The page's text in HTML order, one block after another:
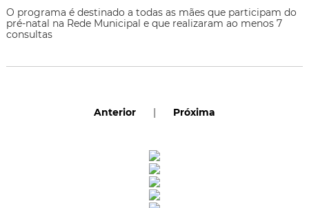
O programa é destinado a todas as mães que participam do
pré-natal na Rede Municipal e que realizaram ao menos 7
consultas
Anterior | Próxima